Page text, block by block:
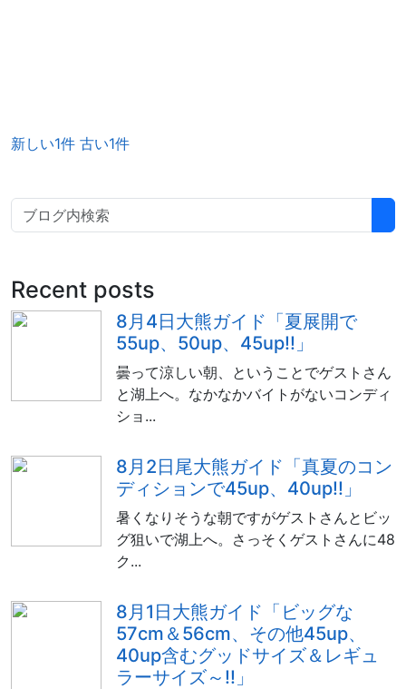
新しい1件 古い1件
Recent posts
8月4日大熊ガイド「夏展開で
55up、50up、45up!!」
曇って涼しい朝、ということでゲストさん
と湖上へ。なかなかバイトがないコンディ
ショ...
8月2日尾大熊ガイド「真夏のコン
ディションで45up、40up!!」
暑くなりそうな朝ですがゲストさんとビッ
グ狙いで湖上へ。さっそくゲストさんに48
ク...
8月1日大熊ガイド「ビッグな
57cm＆56cm、その他45up、
40up含むグッドサイズ＆レギュ
ラーサイズ～!!」